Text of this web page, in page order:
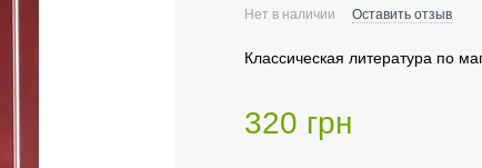
Нет в наличии Оставить отзыв
Классическая литература по
320 грн